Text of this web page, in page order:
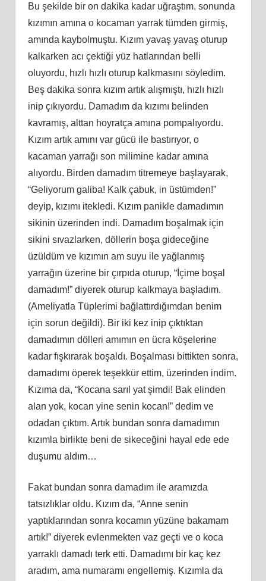
Bu şekilde bir on dakika kadar uğraştım, sonunda
kızımın amına o kocaman yarrak tümden girmiş,
amında kaybolmuştu. Kızım yavaş yavaş oturup
kalkarken acı çektiği yüz hatlarından belli
oluyordu, hızlı hızlı oturup kalkmasını söyledim.
Beş dakika sonra kızım artık alışmıştı, hızlı hızlı
inip çıkıyordu. Damadım da kızımı belinden
kavramış, alttan hoyratça amına pompalıyordu.
Kızım artık amını var gücü ile bastırıyor, o
kacaman yarrağı son milimine kadar amına
alıyordu. Birden damadım titremeye başlayarak,
“Geliyorum galiba! Kalk çabuk, in üstümden!”
deyip, kızımı itekledi. Kızım panikle damadımın
sikinin üzerinden indi. Damadım boşalmak için
sikini sıvazlarken, döllerin boşa gideceğine
üzüldüm ve kızımın am suyu ile yağlanmış
yarrağın üzerine bir çırpıda oturup, “İçime boşal
damadım!” diyerek oturup kalkmaya başladım.
(Ameliyatla Tüplerimi bağlattırdığımdan benim
için sorun değildi). Bir iki kez inip çıktıktan
damadımın dölleri amımın en ücra köşelerine
kadar fışkırarak boşaldı. Boşalması bittikten sonra,
damadımı öperek teşekkür ettim, üzerinden indim.
Kızıma da, “Kocana sarıl yat şimdi! Bak elinden
alan yok, kocan yine senin kocan!” dedim ve
odadan çıktım. Artık bundan sonra damadımın
kızımla birlikte beni de sikeceğini hayal ede ede
duşumu aldım…
Fakat bundan sonra damadım ile aramızda
tatsızlıklar oldu. Kızım da, “Anne senin
yaptıklarından sonra kocamın yüzüne bakamam
artık!” diyerek evlenmekten vaz geçti ve o koca
yarraklı damadı terk etti. Damadımı bir kaç kez
aradım, ama numaramı engellemiş. Kızımla da